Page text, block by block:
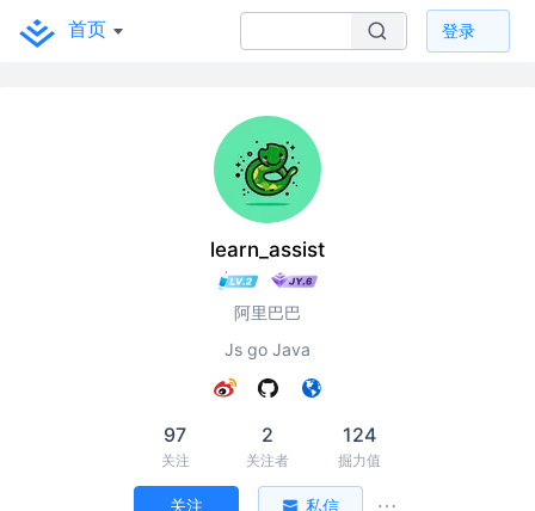
首页 登录
learn_assist
阿里巴巴
Js go Java
97
关注
2
关注者
124
掘力值
关注 私信